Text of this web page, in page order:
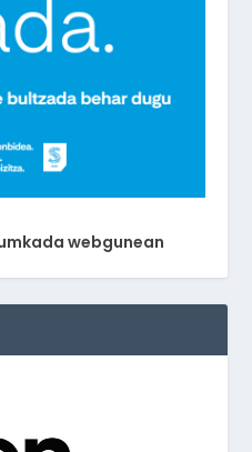
webgunean